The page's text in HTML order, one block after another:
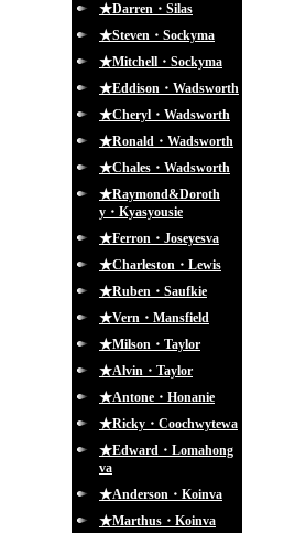
★Darren・Silas
★Steven・Sockyma
★Mitchell・Sockyma
★Eddison・Wadsworth
★Cheryl・Wadsworth
★Ronald・Wadsworth
★Chales・Wadsworth
★Raymond&Doroth
y・Kyasyousie
★Ferron・Joseyesva
★Charleston・Lewis
★Ruben・Saufkie
★Vern・Mansfield
★Milson・Taylor
★Alvin・Taylor
★Antone・Honanie
★Ricky・Coochwytewa
★Edward・Lomahong
va
★Anderson・Koinva
★Marthus・Koinva